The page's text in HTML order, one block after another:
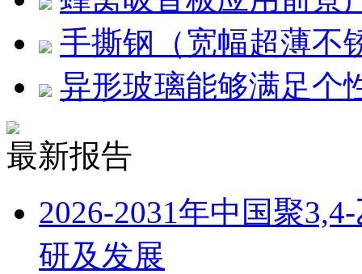
手撕钢（宽幅超薄不
异形玻璃能够满足个
最新报告
2026-2031年中国聚
研及发展